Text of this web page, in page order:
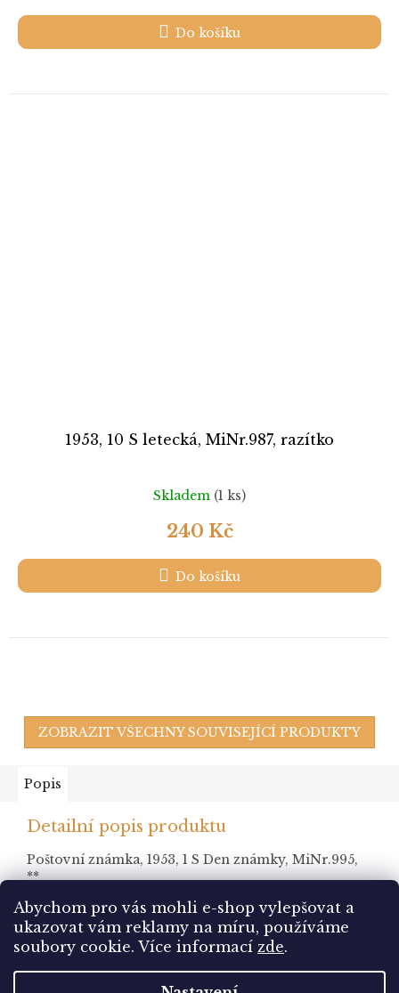
Abychom pro vás mohli e-shop vylepšovat a
ukazovat vám reklamy na míru, používáme
soubory cookie. Více informací zde.
Do košíku
1953, 10 S letecká, MiNr.987, razítko
Skladem (1 ks)
240 Kč
Do košíku
ZOBRAZIT VŠECHNY SOUVISEJÍCÍ PRODUKTY
Popis
Detailní popis produktu
Poštovní známka, 1953, 1 S Den známky, MiNr.995,
**